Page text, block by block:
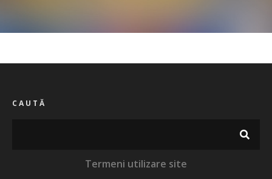
CAUTĂ
Termeni utilizare site